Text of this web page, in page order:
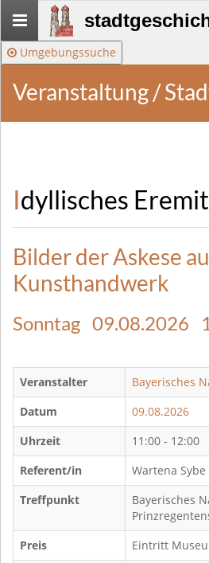
Stadtgeschichte-
München
Umgebungssuche
Veranstaltung /
Idyllisches
Bilder der Askese
Kunsthandwerk
Sonntag 09.08.2026
Veranstalter
Bayerisches
Datum
09.08.2026
Uhrzeit
11:00 - 12:00
Referent/in
Wartena Sybe
Treffpunkt
Bayerisches
Preis
Eintritt